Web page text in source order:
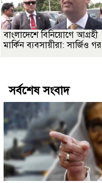
বাংলাদেশে বিনিয়োগে আগ্রহী
মার্কিন ব্যবসায়ীরা: সার্জিও গর
সর্বশেষ সংবাদ